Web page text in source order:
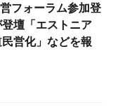
フォーラム参加登
壇「エストニア
営化」などを報